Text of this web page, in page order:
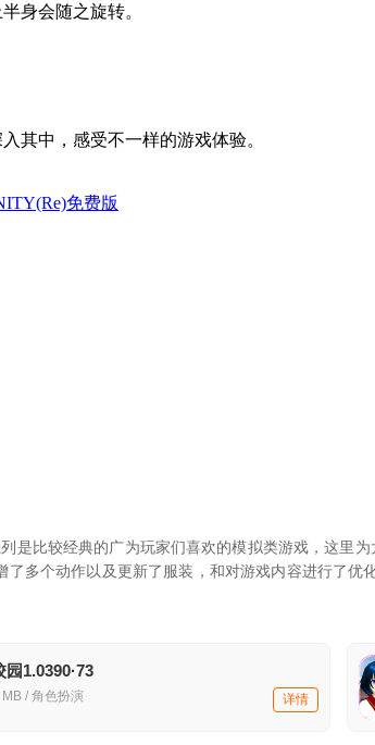
身会随之旋转。
其中，感受不一样的游戏体验。
免费版
是比较经典的广为玩家们喜欢的模拟类游戏，这里
多个动作以及更新了服装，和对游戏内容进行了
园1.0390·73
/ 角色扮演 详情